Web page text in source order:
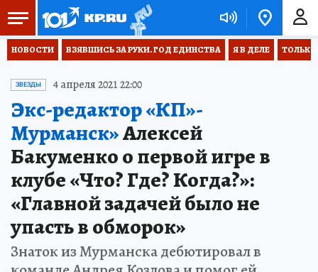
НОВОСТИ ВЗЯВШИСЬ ЗА РУКИ. ГОД ЕДИНСТВА Я В ДЕЛЕ ТОЛЬКО
ЗВЕЗДЫ 4 апреля 2021 22:00
Экс-редактор «КП»-
Мурманск»Алексей
Бакуменко о первой игре в
клубе «Что? Где? Когда?»:
«Главной задачей было не
упасть в обморок»
Знаток из Мурманска дебютировал в